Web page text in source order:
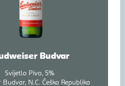
Budvar
Svijetlo Pivo 5%
N.C. Češka Republika